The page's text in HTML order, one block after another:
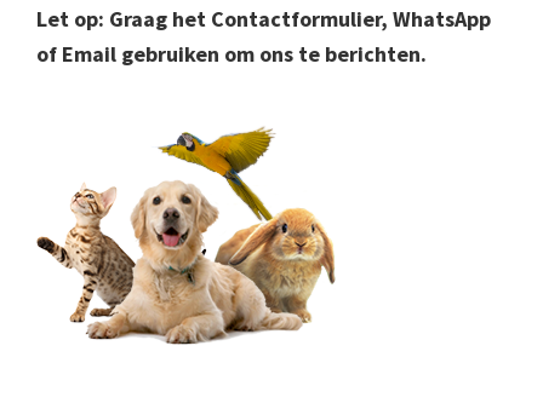
Let op: Graag het Contactformulier, WhatsApp
of Email gebruiken om ons te berichten.